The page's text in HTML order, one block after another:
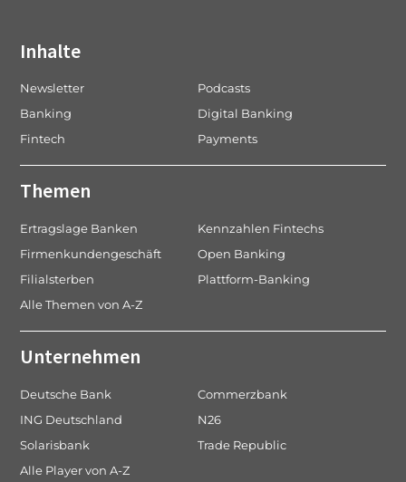
Inhalte
Newsletter
Podcasts
Banking
Digital Banking
Fintech
Payments
Themen
Ertragslage Banken
Kennzahlen Fintechs
Firmenkundengeschäft
Open Banking
Filialsterben
Plattform-Banking
Alle Themen von A-Z
Unternehmen
Deutsche Bank
Commerzbank
ING Deutschland
N26
Solarisbank
Trade Republic
Alle Player von A-Z